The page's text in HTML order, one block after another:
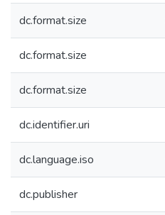
dc.format.size
dc.format.size
dc.format.size
dc.identifier.uri
dc.language.iso
dc.publisher